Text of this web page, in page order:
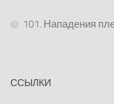
101. Нападения
ССЫЛКИ